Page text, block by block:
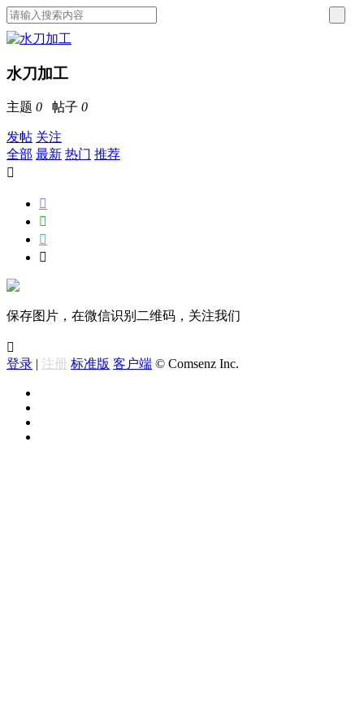
水刀加工
主题 0 帖子 0
发帖 关注
全部 最新 热门 推荐





保存图片，在微信识别二维码，关注我们

登录 | 注册 标准版 客户端 © Comsenz Inc.